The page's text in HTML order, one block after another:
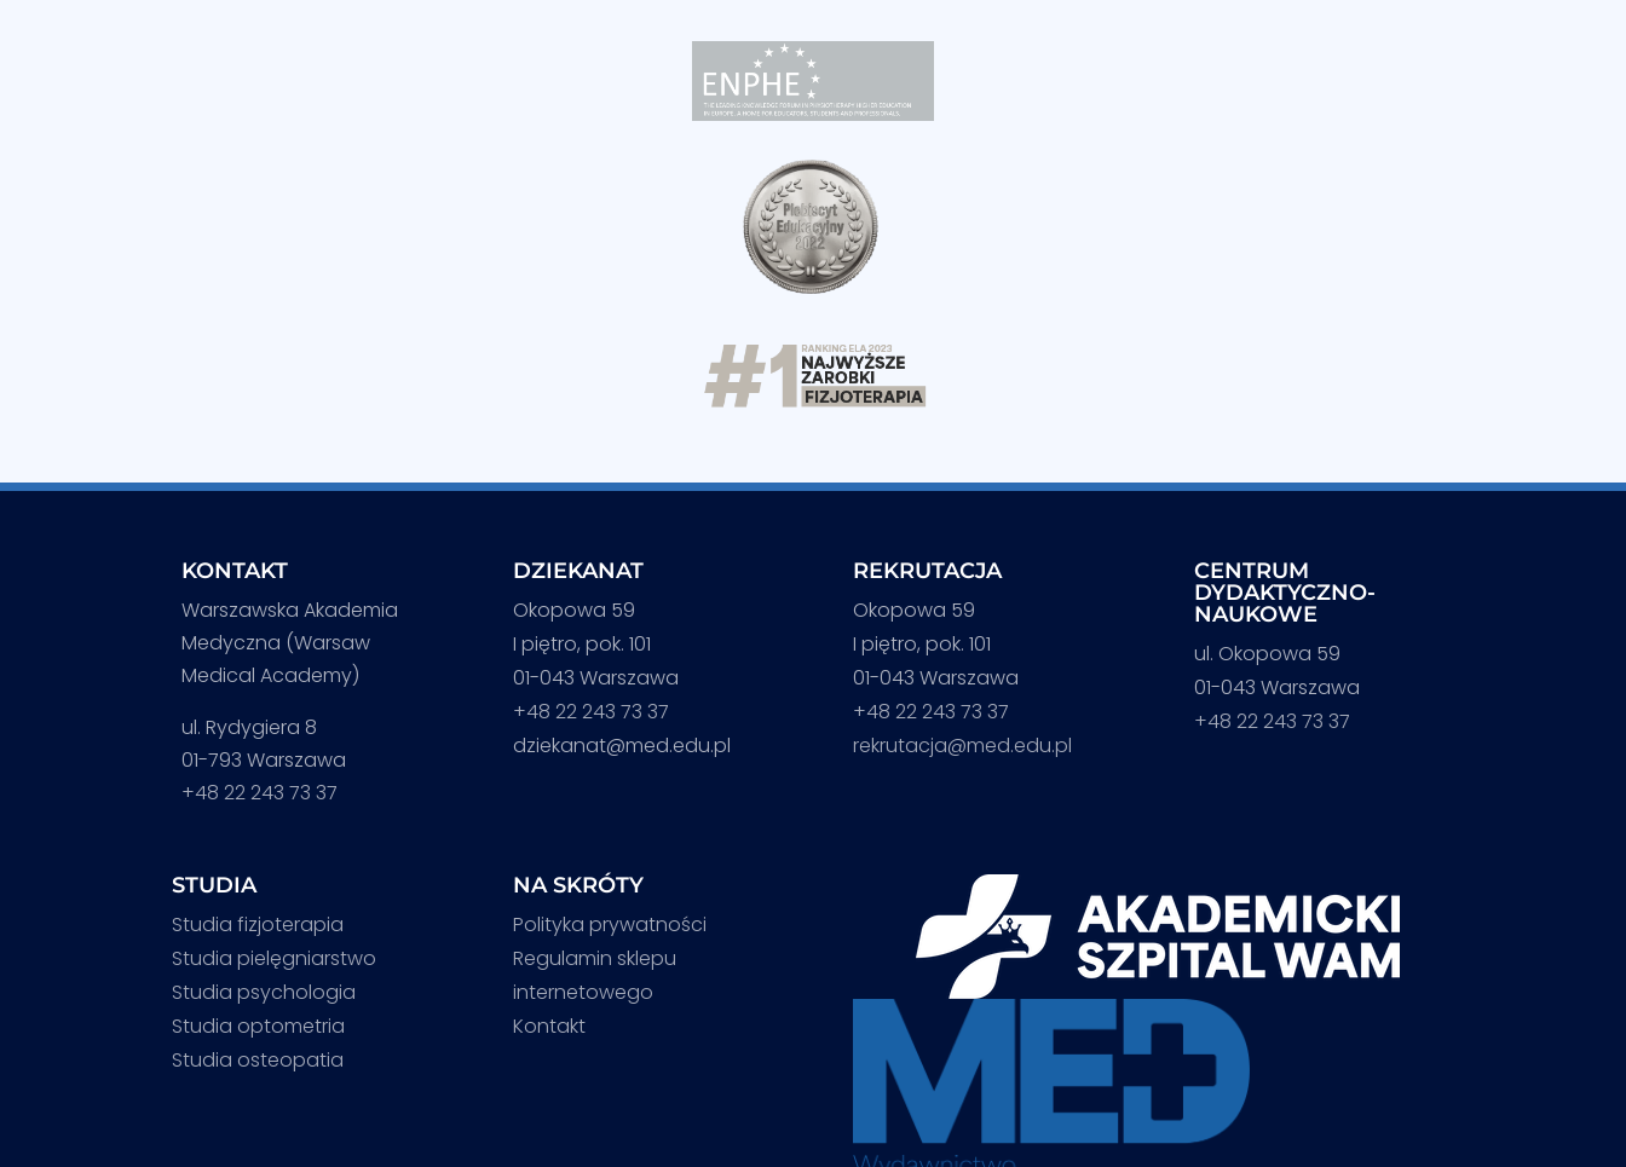
KONTAKT
Warszawska Akademia
Medyczna (Warsaw
Medical Academy)
ul. Rydygiera 8
01-793 Warszawa
+48 22 243 73 37
DZIEKANAT
Okopowa 59
I piętro, pok. 101
01-043 Warszawa
+48 22 243 73 37
dziekanat@med.edu.pl
REKRUTACJA
Okopowa 59
I piętro, pok. 101
01-043 Warszawa
+48 22 243 73 37
rekrutacja@med.edu.pl
CENTRUM
DYDAKTYCZNO-
NAUKOWE
ul. Okopowa 59
01-043 Warszawa
+48 22 243 73 37
STUDIA
Studia fizjoterapia
Studia pielęgniarstwo
Studia psychologia
Studia optometria
Studia osteopatia
NA SKRÓTY
Polityka prywatności
Regulamin sklepu
internetowego
Kontakt